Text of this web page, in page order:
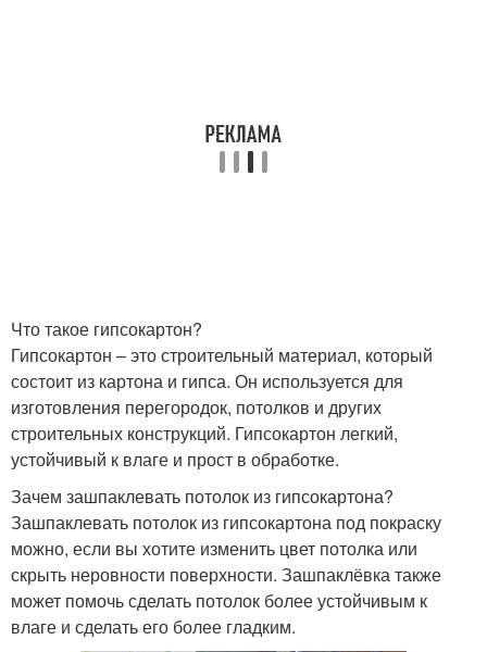
Что такое гипсокартон?
Гипсокартон – это строительный материал, который
состоит из картона и гипса. Он используется для
изготовления перегородок, потолков и других
строительных конструкций. Гипсокартон легкий,
устойчивый к влаге и прост в обработке.
Зачем зашпаклевать потолок из гипсокартона?
Зашпаклевать потолок из гипсокартона под покраску
можно, если вы хотите изменить цвет потолка или
скрыть неровности поверхности. Зашпаклёвка также
может помочь сделать потолок более устойчивым к
влаге и сделать его более гладким.